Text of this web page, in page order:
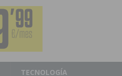
TECNOLOGÍA